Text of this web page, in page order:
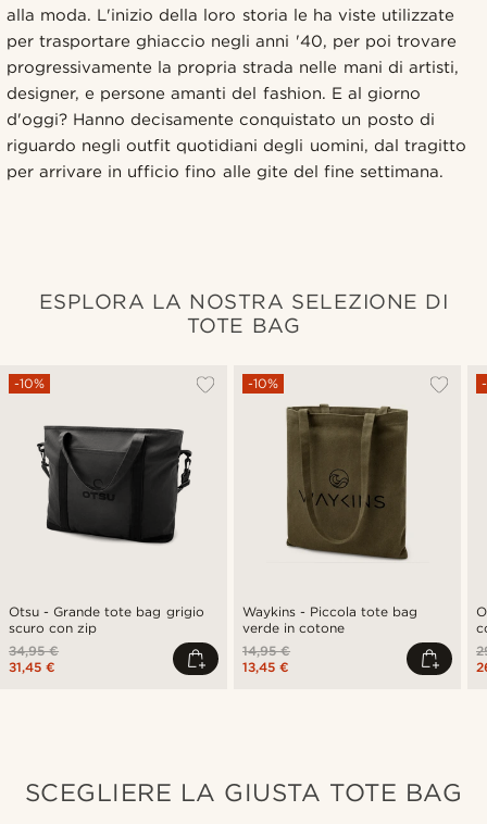
alla moda. L'inizio della loro storia le ha viste utilizzate
per trasportare ghiaccio negli anni '40, per poi trovare
progressivamente la propria strada nelle mani di artisti,
designer, e persone amanti del fashion. E al giorno
d'oggi? Hanno decisamente conquistato un posto di
riguardo negli outfit quotidiani degli uomini, dal tragitto
per arrivare in ufficio fino alle gite del fine settimana.
ESPLORA LA NOSTRA SELEZIONE DI
TOTE BAG
Otsu - Grande tote bag grigio
scuro con zip
-10%
34,95 €
31,45 €
Waykins - Piccola tote bag
verde in cotone
-10%
14,95 €
13,45 €
SCEGLIERE LA GIUSTA TOTE BAG